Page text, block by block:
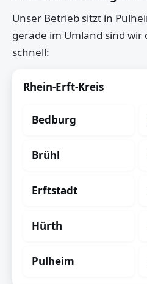
Unser Betrieb sitzt in
gerade im Umland sind wir
schnell:
Rhein-Erft-Kreis
Bedburg
Brühl
Erftstadt
Hürth
Pulheim